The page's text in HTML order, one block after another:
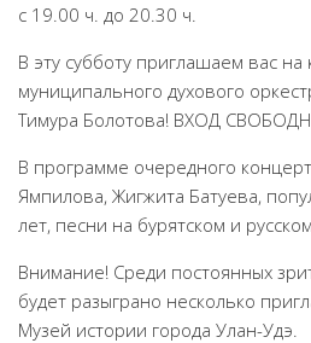
Группа «Лаккитон»
Валико Гаспарян
Ирина Шагдурова
Сергей Плотников
Интернет-приемная
Контакты
Купить Билеты
с 19.00 ч. до 20.30 ч.
В эту субботу приглашаем вас на
муниципального духового
Тимура Болотова! ВХОД
В программе очередного
Ямпилова, Жигжита Батуева,
лет, песни на бурятском и
Внимание! Среди постоянных
будет разыграно несколько
Музей истории города Улан-Удэ.